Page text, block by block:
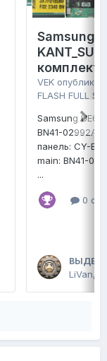
Samsung
комплект
VEK
FLASH FULL
Samsung
BN41-02992A
панель: CY-
main: BN41-
...
0
LiVan,